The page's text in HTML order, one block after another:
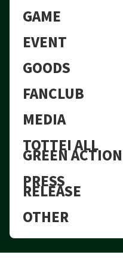
GAME
EVENT
GOODS
FANCLUB
MEDIA
TOTTEI ALL
GREEN ACTION
PRESS
RELEASE
OTHER